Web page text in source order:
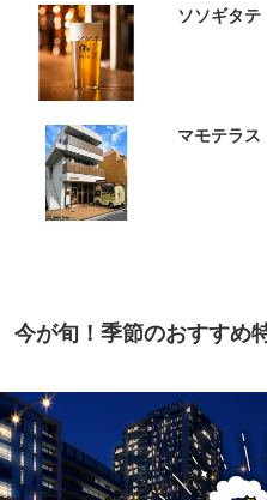
ソソギタ
マモテラス
今が旬！季節のおすすめ